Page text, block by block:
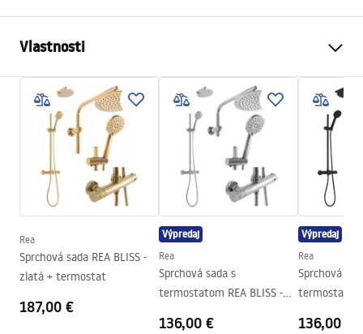
Vlastnosti
čierna
Materiál
oceľ, Plast
mm
Šírka (mm)
258
mm
Producentský kód
REA-70001
Ďalšie funkcie
žiadny
Záruka
12 mesiacov
Rea
Sprchová sada REA BLISS -
zlatá + termostat
187,00 €
Výpredaj
Rea
Sprchová sada s
termostatom REA BLISS -
136,00 €
Výpredaj
Rea
Sprchová
termostatom
136,00 €